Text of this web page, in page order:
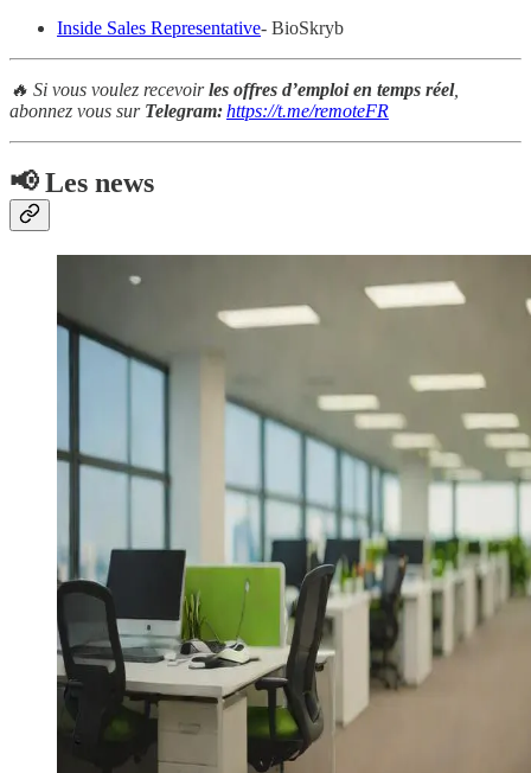
Inside Sales Representative- BioSkryb
🔥 Si vous voulez recevoirles offres d’emploi en temps réel,
abonnez vous surTelegram:https://t.me/remoteFR
📢 Les news